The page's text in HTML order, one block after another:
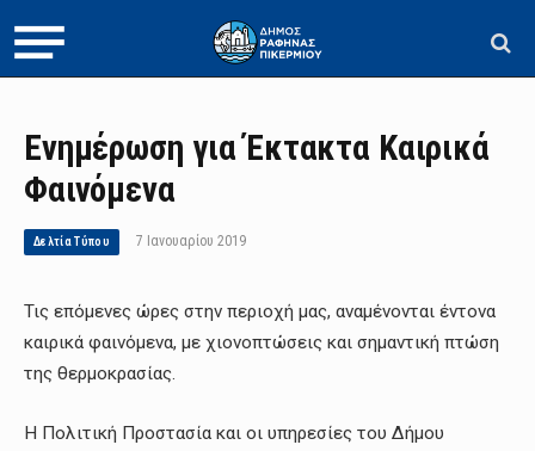
Ενημέρωση για Έκτακτα Καιρικά
Φαινόμενα
Δελτία Τύπου 7 Ιανουαρίου 2019
Τις επόμενες ώρες στην περιοχή μας, αναμένονται έντονα
καιρικά φαινόμενα, με χιονοπτώσεις και σημαντική πτώση
της θερμοκρασίας.
Η Πολιτική Προστασία και οι υπηρεσίες του Δήμου